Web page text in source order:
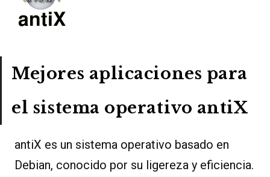
Mejores aplicaciones para
el sistema operativo antiX
antiX es un sistema operativo basado en
Debian, conocido por su ligereza y eficiencia.